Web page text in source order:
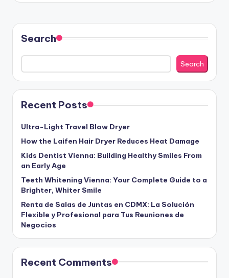
Search
Search
Recent Posts
Ultra-Light Travel Blow Dryer
How the Laifen Hair Dryer Reduces Heat Damage
Kids Dentist Vienna: Building Healthy Smiles From
an Early Age
Teeth Whitening Vienna: Your Complete Guide to a
Brighter, Whiter Smile
Renta de Salas de Juntas en CDMX: La Solución
Flexible y Profesional para Tus Reuniones de
Negocios
Recent Comments